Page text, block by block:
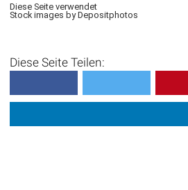
Diese Seite verwendet
Stock images by Depositphotos
Diese Seite Teilen: